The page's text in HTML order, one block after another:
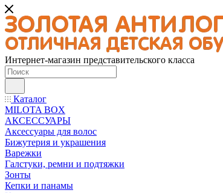
Интернет-магазин представительского класса
Каталог
MILOTA BOX
АКСЕССУАРЫ
Аксессуары для волос
Бижутерия и украшения
Варежки
Галстуки, ремни и подтяжки
Зонты
Кепки и панамы